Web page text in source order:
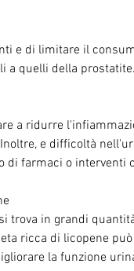
a quelli della
a ridurre
e difficoltà
di farmaci o interventi
trova in grandi
ricca di licopene
la funzione